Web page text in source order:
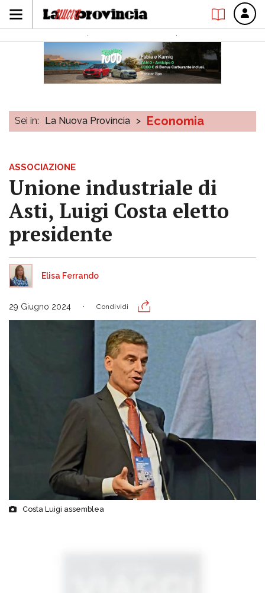
Sei in: La Nuova Provincia > Economia
ASSOCIAZIONE
Unione industriale di
Asti, Luigi Costa eletto
presidente
Elisa Ferrando
29 Giugno 2024 Condividi
Costa Luigi assemblea